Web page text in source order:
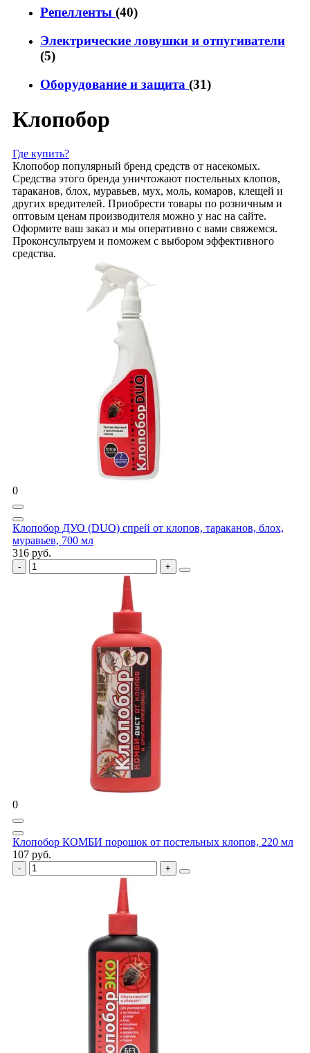
Репелленты (40)
Электрические ловушки и отпугиватели
(5)
Оборудование и защита (31)
Клопобор
Где купить?
Клопобор популярный бренд средств от насекомых.
Средства этого бренда уничтожают постельных клопов,
тараканов, блох, муравьев, мух, моль, комаров, клещей и
других вредителей. Приобрести товары по розничным и
оптовым ценам производителя можно у нас на сайте.
Оформите ваш заказ и мы оперативно с вами свяжемся.
Проконсультруем и поможем с выбором эффективного
средства.
0
Клопобор ДУО (DUO) спрей от клопов, тараканов, блох,
муравьев, 700 мл
316 руб.
0
Клопобор КОМБИ порошок от постельных клопов, 220 мл
107 руб.